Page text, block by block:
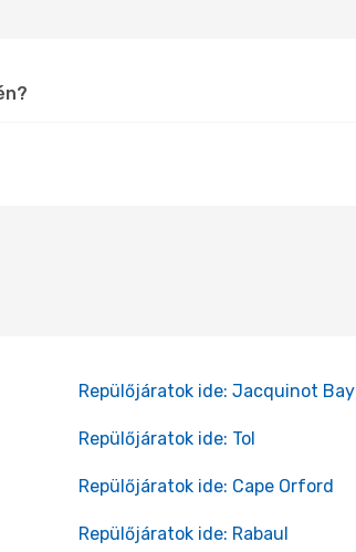
Repülőjáratok ide: Jacquinot Bay
Repülőjáratok ide: Tol
Repülőjáratok ide: Cape Orford
Repülőjáratok ide: Rabaul